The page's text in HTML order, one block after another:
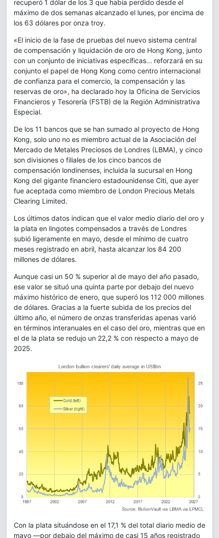
recuperó 1 dólar de los 3 que había perdido desde el
máximo de dos semanas alcanzado el lunes, por encima de
los 63 dólares por onza troy.
«El inicio de la fase de pruebas del nuevo sistema central
de compensación y liquidación de oro de Hong Kong, junto
con un conjunto de iniciativas específicas... reforzará en su
conjunto el papel de Hong Kong como centro internacional
de confianza para el comercio, la compensación y las
reservas de oro», ha declarado hoy la Oficina de Servicios
Financieros y Tesorería (FSTB) de la Región Administrativa
Especial.
De los 11 bancos que se han sumado al proyecto de Hong
Kong, solo uno no es miembro actual de la Asociación del
Mercado de Metales Preciosos de Londres (LBMA), y cinco
son divisiones o filiales de los cinco bancos de
compensación londinenses, incluida la sucursal en Hong
Kong del gigante financiero estadounidense Citi, que ayer
fue aceptada como miembro de London Precious Metals
Clearing Limited.
Los últimos datos indican que el valor medio diario del oro y
la plata en lingotes compensados a través de Londres
subió ligeramente en mayo, desde el mínimo de cuatro
meses registrado en abril, hasta alcanzar los 84 200
millones de dólares.
Aunque casi un 50 % superior al de mayo del año pasado,
ese valor se situó una quinta parte por debajo del nuevo
máximo histórico de enero, que superó los 112 000 millones
de dólares. Gracias a la fuerte subida de los precios del
último año, el número de onzas transferidas apenas varió
en términos interanuales en el caso del oro, mientras que en
el de la plata se redujo un 22,2 % con respecto a mayo de
2025.
Con la plata situándose en el 17,1 % del total diario medio de
mayo —por debajo del máximo de casi 15 años registrado